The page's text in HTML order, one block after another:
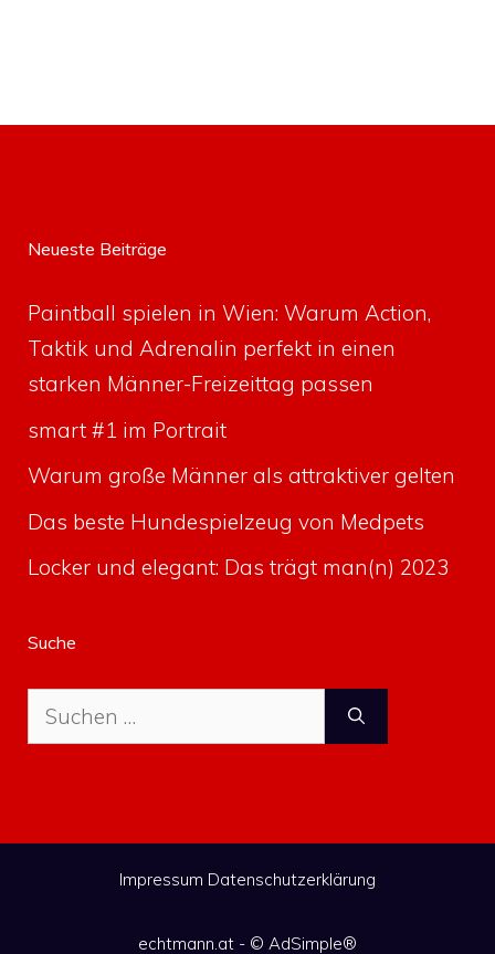
Neueste Beiträge
Paintball spielen in Wien: Warum Action,
Taktik und Adrenalin perfekt in einen
starken Männer-Freizeittag passen
smart #1 im Portrait
Warum große Männer als attraktiver gelten
Das beste Hundespielzeug von Medpets
Locker und elegant: Das trägt man(n) 2023
Suche
Suche
nach:
Impressum Datenschutzerklärung
echtmann.at - © AdSimple®